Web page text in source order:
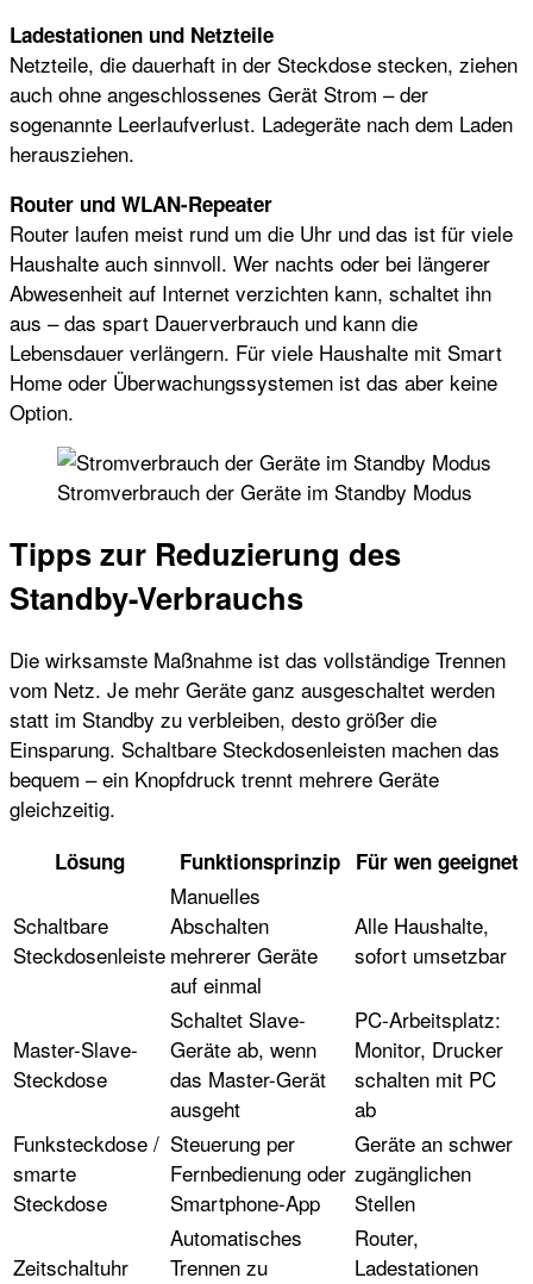
Ladestationen und Netzteile
Netzteile, die dauerhaft in der Steckdose stecken, ziehen
auch ohne angeschlossenes Gerät Strom – der
sogenannte Leerlaufverlust. Ladegeräte nach dem Laden
herausziehen.
Router und WLAN-Repeater
Router laufen meist rund um die Uhr und das ist für viele
Haushalte auch sinnvoll. Wer nachts oder bei längerer
Abwesenheit auf Internet verzichten kann, schaltet ihn
aus – das spart Dauerverbrauch und kann die
Lebensdauer verlängern. Für viele Haushalte mit Smart
Home oder Überwachungssystemen ist das aber keine
Option.
Stromverbrauch der Geräte im Standby Modus
Tipps zur Reduzierung des
Standby-Verbrauchs
Die wirksamste Maßnahme ist das vollständige Trennen
vom Netz. Je mehr Geräte ganz ausgeschaltet werden
statt im Standby zu verbleiben, desto größer die
Einsparung. Schaltbare Steckdosenleisten machen das
bequem – ein Knopfdruck trennt mehrere Geräte
gleichzeitig.
Lösung Funktionsprinzip Für wen geeignet
Schaltbare
Steckdosenleiste
Manuelles
Abschalten
mehrerer Geräte
auf einmal
Alle Haushalte,
sofort umsetzbar
Master-Slave-
Steckdose
Schaltet Slave-
Geräte ab, wenn
das Master-Gerät
ausgeht
PC-Arbeitsplatz:
Monitor, Drucker
schalten mit PC
ab
Funksteckdose /
smarte
Steckdose
Steuerung per
Fernbedienung oder
Smartphone-App
Geräte an schwer
zugänglichen
Stellen
Zeitschaltuhr
Automatisches
Trennen zu
Router,
Ladestationen